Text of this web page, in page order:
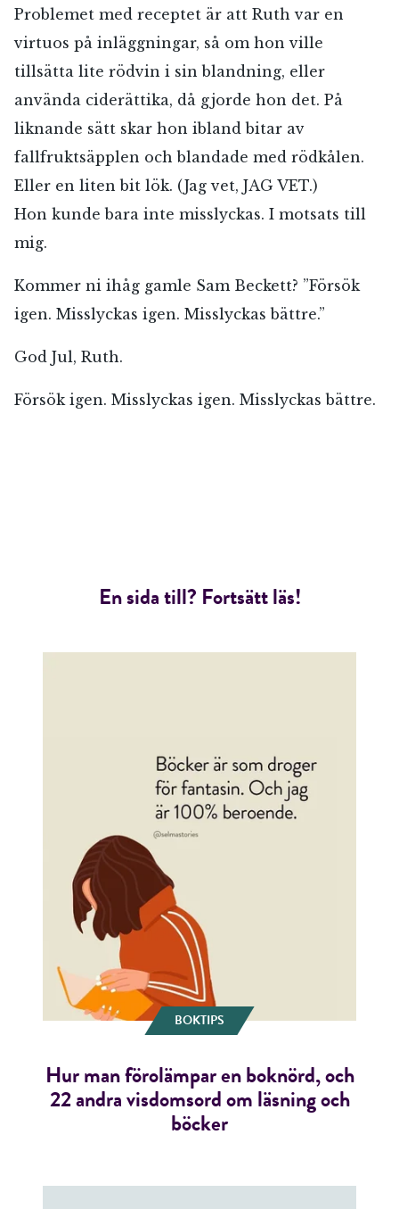
Problemet med receptet är att Ruth var en
virtuos på inläggningar, så om hon ville
tillsätta lite rödvin i sin blandning, eller
använda ciderättika, då gjorde hon det. På
liknande sätt skar hon ibland bitar av
fallfruktsäpplen och blandade med rödkålen.
Eller en liten bit lök. (Jag vet, JAG VET.)
Hon kunde bara inte misslyckas. I motsats till
mig.
Kommer ni ihåg gamle Sam Beckett? ”Försök
igen. Misslyckas igen. Misslyckas bättre.”
God Jul, Ruth.
Försök igen. Misslyckas igen. Misslyckas bättre.
En sida till? Fortsätt läs!
BOKTIPS
Hur man förolämpar en boknörd, och
22 andra visdomsord om läsning och
böcker